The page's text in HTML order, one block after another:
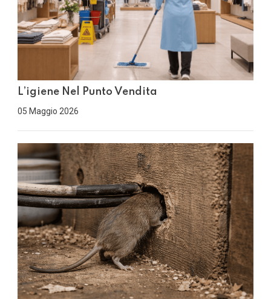
L’igiene Nel Punto Vendita
05 Maggio 2026